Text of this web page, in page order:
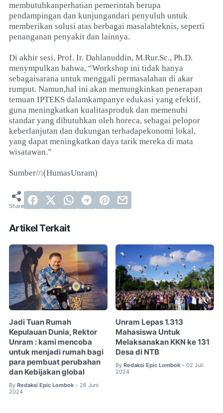
membutuhkanperhatian pemerintah berupa
pendampingan dan kunjungandari penyuluh untuk
memberikan solusi atas berbagai masalahteknis, seperti
penanganan penyakit dan lainnya.
Di akhir sesi, Prof. Ir. Dahlanuddin, M.Rur.Sc., Ph.D.
menympulkan bahwa, “Workshop ini tidak hanya
sebagaisarana untuk menggali permasalahan di akar
rumput. Namun,hal ini akan memungkinkan penerapan
temuan IPTEKS dalamkampanye edukasi yang efektif,
guna meningkatkan kualitasproduk dan memenuhi
standar yang dibutuhkan oleh horeca, sebagai pelopor
keberlanjutan dan dukungan terhadapekonomi lokal,
yang dapat meningkatkan daya tarik mereka di mata
wisatawan.”
Sumber//:(HumasUnram)
Artikel Terkait
Jadi Tuan Rumah
Kepulauan Dunia, Rektor
Unram : kami mencoba
untuk menjadi rumah bagi
para pembuat perubahan
dan Kebijakan global
By Redaksi Epic Lombok • 26 Juni
2024
Unram Lepas 1.313
Mahasiswa Untuk
Melaksanakan KKN ke 131
Desa di NTB
By Redaksi Epic Lombok • 02 Juli
2024